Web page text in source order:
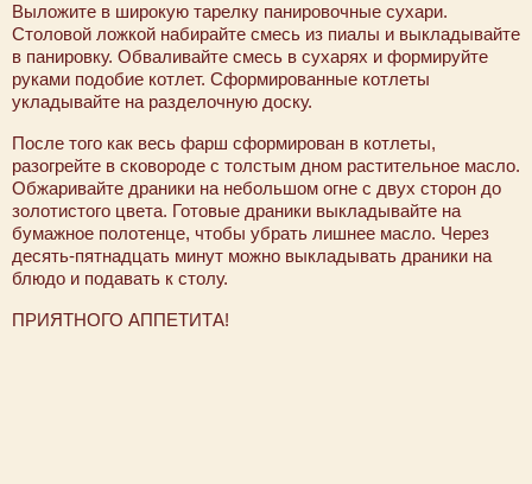
Выложите в широкую тарелку панировочные сухари.
Столовой ложкой набирайте смесь из пиалы и выкладывайте
в панировку. Обваливайте смесь в сухарях и формируйте
руками подобие котлет. Сформированные котлеты
укладывайте на разделочную доску.
После того как весь фарш сформирован в котлеты,
разогрейте в сковороде с толстым дном растительное масло.
Обжаривайте драники на небольшом огне с двух сторон до
золотистого цвета. Готовые драники выкладывайте на
бумажное полотенце, чтобы убрать лишнее масло. Через
десять-пятнадцать минут можно выкладывать драники на
блюдо и подавать к столу.
ПРИЯТНОГО АППЕТИТА!